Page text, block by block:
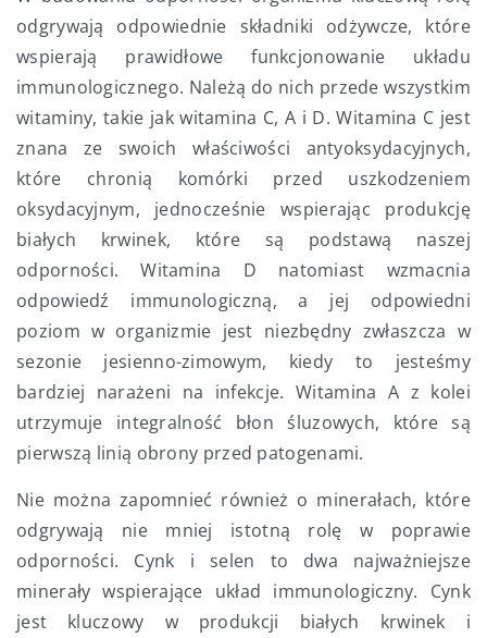
odgrywają odpowiednie składniki odżywcze, które
wspierają prawidłowe funkcjonowanie układu
immunologicznego. Należą do nich przede wszystkim
witaminy, takie jak witamina C, A i D. Witamina C jest
znana ze swoich właściwości antyoksydacyjnych,
które chronią komórki przed uszkodzeniem
oksydacyjnym, jednocześnie wspierając produkcję
białych krwinek, które są podstawą naszej
odporności. Witamina D natomiast wzmacnia
odpowiedź immunologiczną, a jej odpowiedni
poziom w organizmie jest niezbędny zwłaszcza w
sezonie jesienno-zimowym, kiedy to jesteśmy
bardziej narażeni na infekcje. Witamina A z kolei
utrzymuje integralność błon śluzowych, które są
pierwszą linią obrony przed patogenami.
Nie można zapomnieć również o minerałach, które
odgrywają nie mniej istotną rolę w poprawie
odporności. Cynk i selen to dwa najważniejsze
minerały wspierające układ immunologiczny. Cynk
jest kluczowy w produkcji białych krwinek i